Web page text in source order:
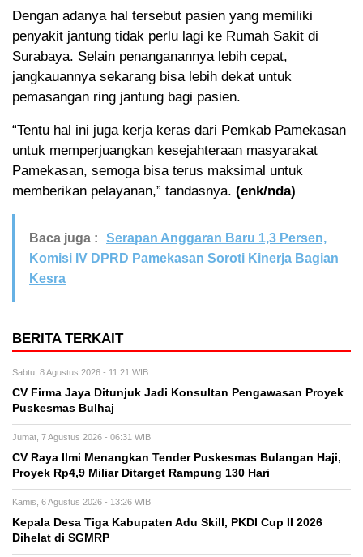
Dengan adanya hal tersebut pasien yang memiliki
penyakit jantung tidak perlu lagi ke Rumah Sakit di
Surabaya. Selain penanganannya lebih cepat,
jangkauannya sekarang bisa lebih dekat untuk
pemasangan ring jantung bagi pasien.
“Tentu hal ini juga kerja keras dari Pemkab Pamekasan
untuk memperjuangkan kesejahteraan masyarakat
Pamekasan, semoga bisa terus maksimal untuk
memberikan pelayanan,” tandasnya. (enk/nda)
Baca juga :
Serapan Anggaran Baru 1,3 Persen,
Komisi IV DPRD Pamekasan Soroti Kinerja Bagian
Kesra
BERITA TERKAIT
Sabtu, 8 Agustus 2026 - 11:21 WIB
CV Firma Jaya Ditunjuk Jadi Konsultan Pengawasan Proyek
Puskesmas Bulhaj
Jumat, 7 Agustus 2026 - 06:31 WIB
CV Raya Ilmi Menangkan Tender Puskesmas Bulangan Haji,
Proyek Rp4,9 Miliar Ditarget Rampung 130 Hari
Kamis, 6 Agustus 2026 - 13:26 WIB
Kepala Desa Tiga Kabupaten Adu Skill, PKDI Cup II 2026
Dihelat di SGMRP